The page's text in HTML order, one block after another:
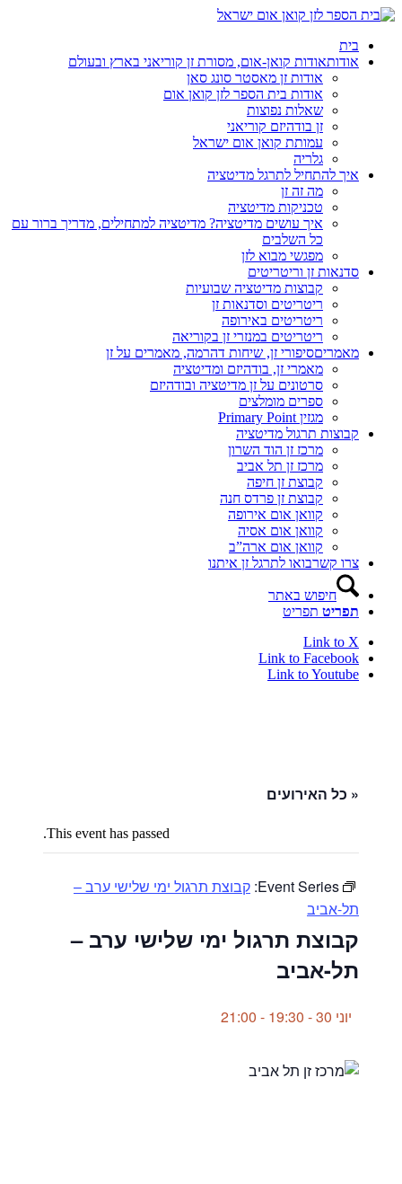
בית
אודותאודות קואן-אום, מסורת זן קוריאני בארץ ובעולם
אודות זן מאסטר סונג סאן
אודות בית הספר לזן קואן אום
שאלות נפוצות
זן בודהיזם קוריאני
עמותת קואן אום ישראל
גלריה
איך להתחיל לתרגל מדיטציה
מה זה זן
טכניקות מדיטציה
איך עושים מדיטציה? מדיטציה למתחילים, מדריך ברור עם
כל השלבים
מפגשי מבוא לזן
סדנאות זן וריטריטים
קבוצות מדיטציה שבועיות
ריטריטים וסדנאות זן
ריטריטים באירופה
ריטריטים במנזרי זן בקוריאה
מאמריםסיפורי זן, שיחות דהרמה, מאמרים על זן
מאמרי זן, בודהיזם ומדיטציה
סרטונים על זן מדיטציה ובודהיזם
ספרים מומלצים
מגזין Primary Point
קבוצות תרגול מדיטציה
מרכז זן הוד השרון
מרכז זן תל אביב
קבוצת זן חיפה
קבוצת זן פרדס חנה
קוואן אום אירופה
קוואן אום אסיה
קוואן אום ארה”ב
צרו קשרבואו לתרגל זן איתנו
חיפוש באתר
תפריט תפריט
Link to X
Link to Facebook
Link to Youtube
« כל האירועים
This event has passed.
Event Series: קבוצת תרגול ימי שלישי ערב –
תל-אביב
קבוצת תרגול ימי שלישי ערב –
תל-אביב
יוני 30 - 19:30 -
21:00